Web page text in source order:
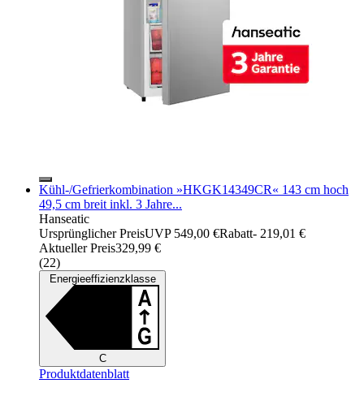
Kühl-/Gefrierkombination »HKGK14349CR« 143 cm hoch
49,5 cm breit inkl. 3 Jahre...
Hanseatic
Ursprünglicher PreisUVP 549,00 €Rabatt- 219,01 €
Aktueller Preis329,99 €
(22)
Energieeffizienzklasse
C
Produktdatenblatt